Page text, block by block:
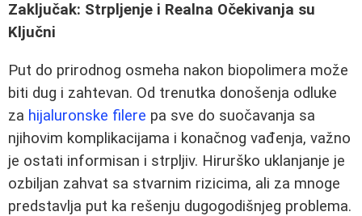
Zaključak: Strpljenje i Realna Očekivanja su
Ključni
Put do prirodnog osmeha nakon biopolimera može
biti dug i zahtevan. Od trenutka donošenja odluke
za hijaluronske filere pa sve do suočavanja sa
njihovim komplikacijama i konačnog vađenja, važno
je ostati informisan i strpljiv. Hirurško uklanjanje je
ozbiljan zahvat sa stvarnim rizicima, ali za mnoge
predstavlja put ka rešenju dugogodišnjeg problema.